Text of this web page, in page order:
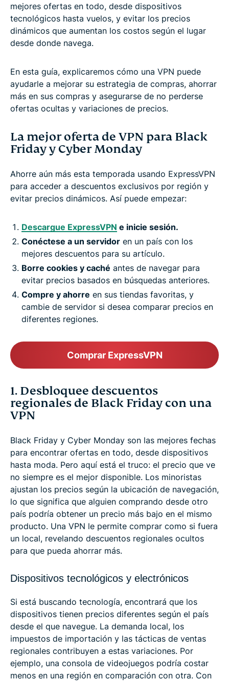
mejores ofertas en todo, desde dispositivos
tecnológicos hasta vuelos, y evitar los precios
dinámicos que aumentan los costos según el lugar
desde donde navega.
En esta guía, explicaremos cómo una VPN puede
ayudarle a mejorar su estrategia de compras, ahorrar
más en sus compras y asegurarse de no perderse
ofertas ocultas y variaciones de precios.
La mejor oferta de VPN para Black
Friday y Cyber Monday
Ahorre aún más esta temporada usando ExpressVPN
para acceder a descuentos exclusivos por región y
evitar precios dinámicos. Así puede empezar:
Descargue ExpressVPN e inicie sesión.
Conéctese a un servidor en un país con los
mejores descuentos para su artículo.
Borre cookies y caché antes de navegar para
evitar precios basados en búsquedas anteriores.
Compre y ahorre en sus tiendas favoritas, y
cambie de servidor si desea comparar precios en
diferentes regiones.
Comprar ExpressVPN
1. Desbloquee descuentos
regionales de Black Friday con una
VPN
Black Friday y Cyber Monday son las mejores fechas
para encontrar ofertas en todo, desde dispositivos
hasta moda. Pero aquí está el truco: el precio que ve
no siempre es el mejor disponible. Los minoristas
ajustan los precios según la ubicación de navegación,
lo que significa que alguien comprando desde otro
país podría obtener un precio más bajo en el mismo
producto. Una VPN le permite comprar como si fuera
un local, revelando descuentos regionales ocultos
para que pueda ahorrar más.
Dispositivos tecnológicos y electrónicos
Si está buscando tecnología, encontrará que los
dispositivos tienen precios diferentes según el país
desde el que navegue. La demanda local, los
impuestos de importación y las tácticas de ventas
regionales contribuyen a estas variaciones. Por
ejemplo, una consola de videojuegos podría costar
menos en una región en comparación con otra. Con